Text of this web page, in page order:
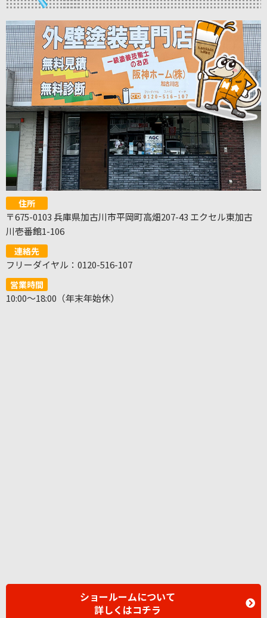
住所
〒675-0103 兵庫県加古川市平岡町高畑207-43 エクセル東加古
川壱番館1-106
連絡先
フリーダイヤル：0120-516-107
営業時間
10:00～18:00（年末年始休）
ショールームについて
詳しくはコチラ